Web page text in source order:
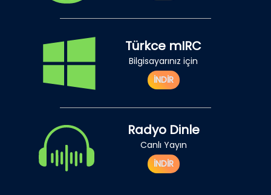
Türkce mIRC
Bilgisayarınız için
İNDİR
Radyo Dinle
Canlı Yayın
İNDİR